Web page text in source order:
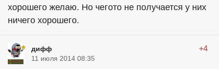
хорошего желаю. Но чегото не получается у них
ничего хорошего.
дифф +4
11 июля 2014 08:35